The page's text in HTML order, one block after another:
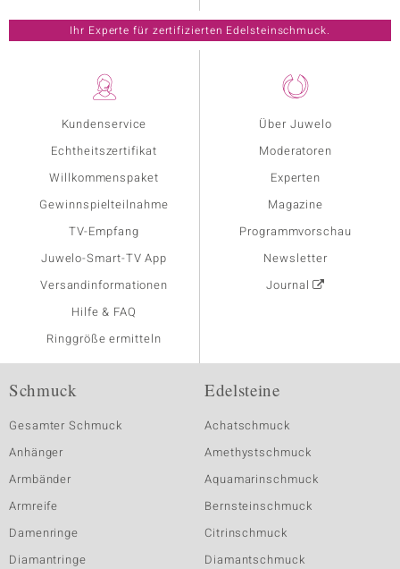
Kundenservice
Echtheitszertifikat
Willkommenspaket
Gewinnspielteilnahme
TV-Empfang
Juwelo-Smart-TV App
Versandinformationen
Hilfe & FAQ
Ringgröße ermitteln
Über Juwelo
Moderatoren
Experten
Magazine
Programmvorschau
Newsletter
Journal
Ihr Experte für zertifizierten Edelsteinschmuck.
Schmuck
Gesamter Schmuck
Anhänger
Armbänder
Armreife
Damenringe
Diamantringe
Edelsteine
Achatschmuck
Amethystschmuck
Aquamarinschmuck
Bernsteinschmuck
Citrinschmuck
Diamantschmuck